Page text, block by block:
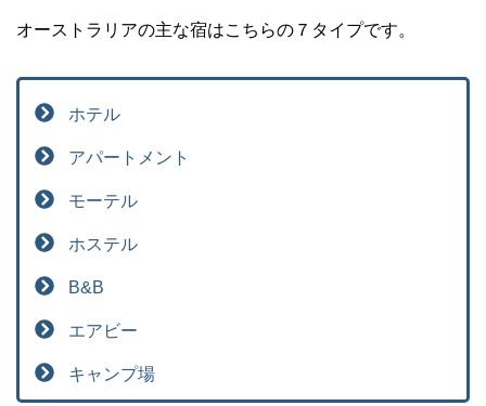
オーストラリアの主な宿はこちらの７タイプです。
ホテル
アパートメント
モーテル
ホステル
B&B
エアビー
キャンプ場